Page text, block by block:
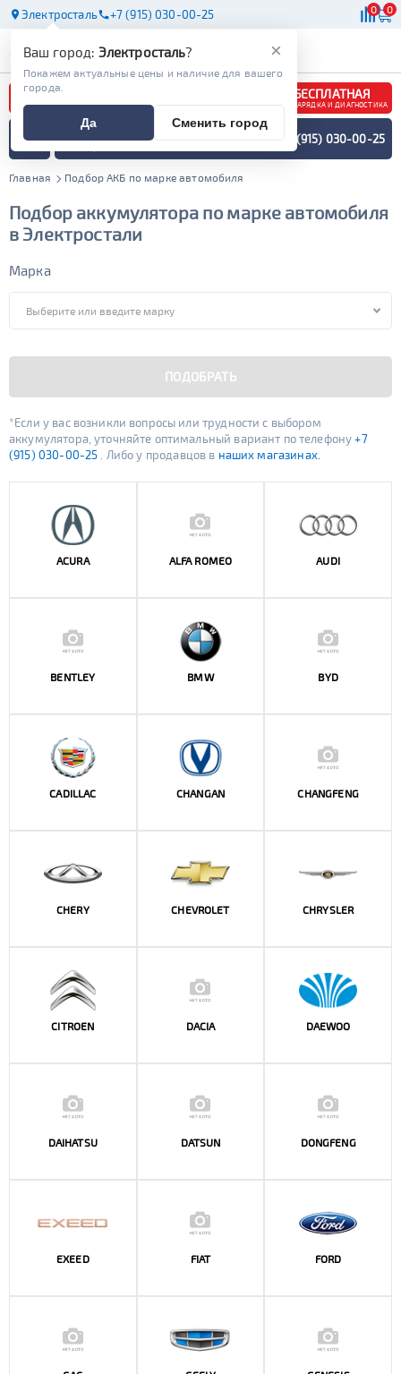
Электросталь +7 (915) 030-00-25 0 0
БЕСПЛАТНАЯ
ЗАРЯДКА И ДИАГНОСТИКА
ПОДБОР АККУМУЛЯТОРА
СПЕЦИАЛИСТОМ +7 (915) 030-00-25
Главная Подбор АКБ по марке автомобиля
Подбор аккумулятора по марке автомобиля
в Электростали
Марка
ПОДОБРАТЬ
*Если у вас возникли вопросы или трудности с выбором
аккумулятора, уточняйте оптимальный вариант по телефону+7
(915) 030-00-25 . Либо у продавцов в наших магазинах.
ACURA ALFA ROMEO AUDI
BENTLEY BMW BYD
CADILLAC CHANGAN CHANGFENG
CHERY CHEVROLET CHRYSLER
CITROEN DACIA DAEWOO
DAIHATSU DATSUN DONGFENG
EXEED FIAT FORD
×
Ваш город: Электросталь?
Покажем актуальные цены и наличие для вашего
города.
Да Сменить город